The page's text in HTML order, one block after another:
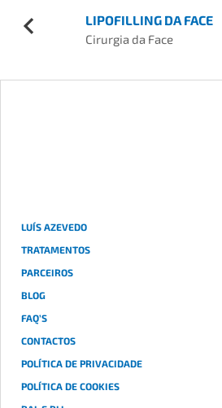
LIPOFILLING DA FACE
Cirurgia da Face
LUÍS AZEVEDO
TRATAMENTOS
PARCEIROS
BLOG
FAQ’S
CONTACTOS
POLÍTICA DE PRIVACIDADE
POLÍTICA DE COOKIES